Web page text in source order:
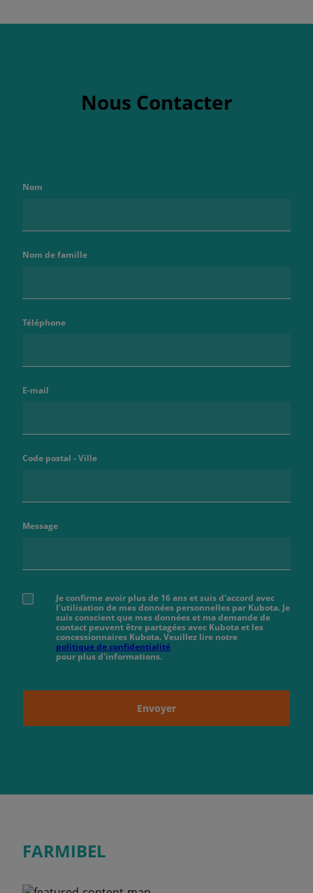
Nous Contacter
Nom
Nom de famille
Téléphone
E-mail
Code postal - Ville
Message
Je confirme avoir plus de 16 ans et suis d'accord avec
l'utilisation de mes données personnelles par Kubota. Je
suis conscient que mes données et ma demande de
contact peuvent être partagées avec Kubota et les
concessionnaires Kubota. Veuillez lire notre
politique de confidentialité
pour plus d'informations.
Envoyer
FARMIBEL